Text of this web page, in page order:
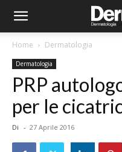
Home Dermatologia
Dermatologia
PRP
per le
Di - 27 Aprile 2016